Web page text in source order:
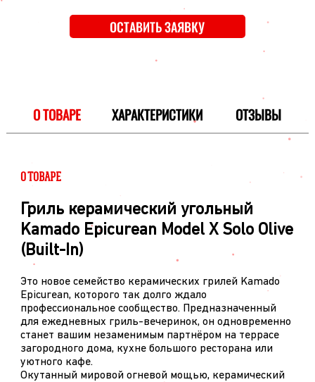
ОСТАВИТЬ ЗАЯВКУ
О ТОВАРЕ ХАРАКТЕРИСТИКИ ОТЗЫВЫ
О ТОВАРЕ
Гриль керамический угольный
Kamado Epicurean Model X Solo Olive
(Built-In)
Это новое семейство керамических грилей Kamado
Epicurean, которого так долго ждало
профессиональное сообщество. Предназначенный
для ежедневных гриль-вечеринок, он одновременно
станет вашим незаменимым партнёром на террасе
загородного дома, кухне большого ресторана или
уютного кафе.
Окутанный мировой огневой мощью, керамический